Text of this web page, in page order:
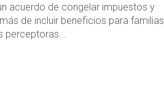
acuerdo de congelar impuestos y
de incluir beneficios para familias
perceptoras...